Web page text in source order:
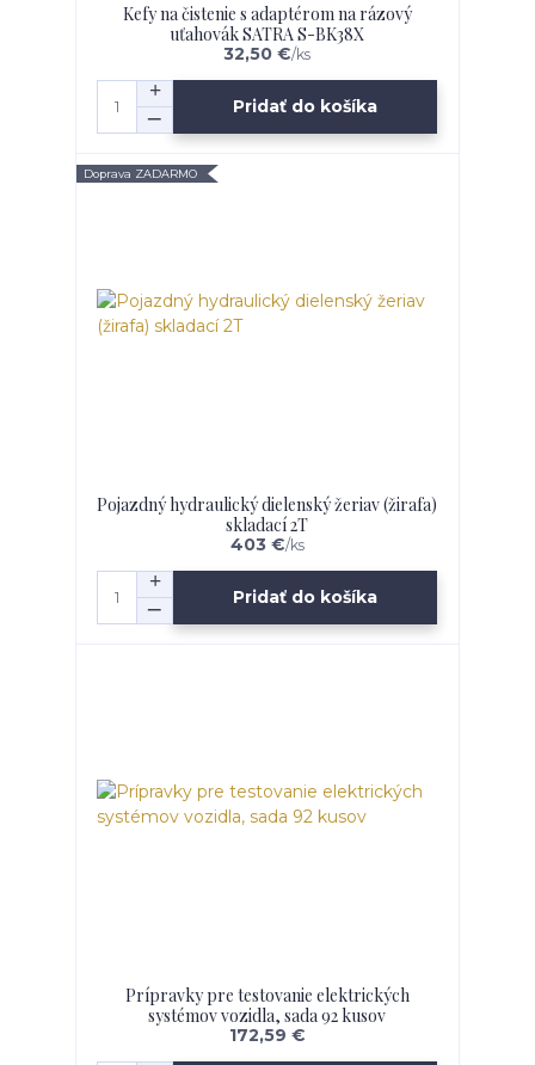
Kefy na čistenie s adaptérom na rázový
uťahovák SATRA S-BK38X
32,50 €/ks
Pridať do košíka
Doprava ZADARMO
Pojazdný hydraulický dielenský žeriav (žirafa)
skladací 2T
403 €/ks
Pridať do košíka
Prípravky pre testovanie elektrických
systémov vozidla, sada 92 kusov
172,59 €